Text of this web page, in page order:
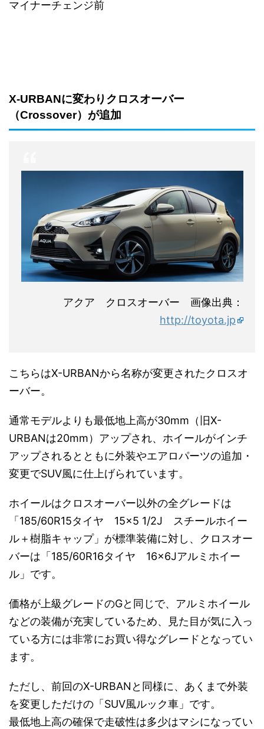
マイナーチェンジ前
X-URBANに変わりクロスオーバー
（Crossover）が追加
アクア クロスオーバー 画像出典：
http://toyota.jp
こちらはX-URBANから名称が変更されたクロスオ
ーバー。
通常モデルよりも最低地上高が30mm（旧X-
URBANは20mm）アップされ、ホイールがインチ
アップされるとともに外装やエアロパーツの追加・
変更でSUV風に仕上げられています。
ホイールはクロスオーバー以外の全グレードは
「185/60R15タイヤ 15×5 1/2J スチールホイー
ル＋樹脂キャップ」が標準装備に対し、クロスオー
バーは「185/60R16タイヤ 16×6Jアルミホイー
ル」です。
価格が上級グレードのGと同じで、アルミホイール
などの装備が充実しているため、見た目が気に入っ
ている方には非常にお買い得なグレードとなってい
ます。
ただし、前回のX-URBANと同様に、あくまで外装
を変更しただけの「SUV風ルック車」です。
最低地上高の確保で走破性は多少はマシになってい